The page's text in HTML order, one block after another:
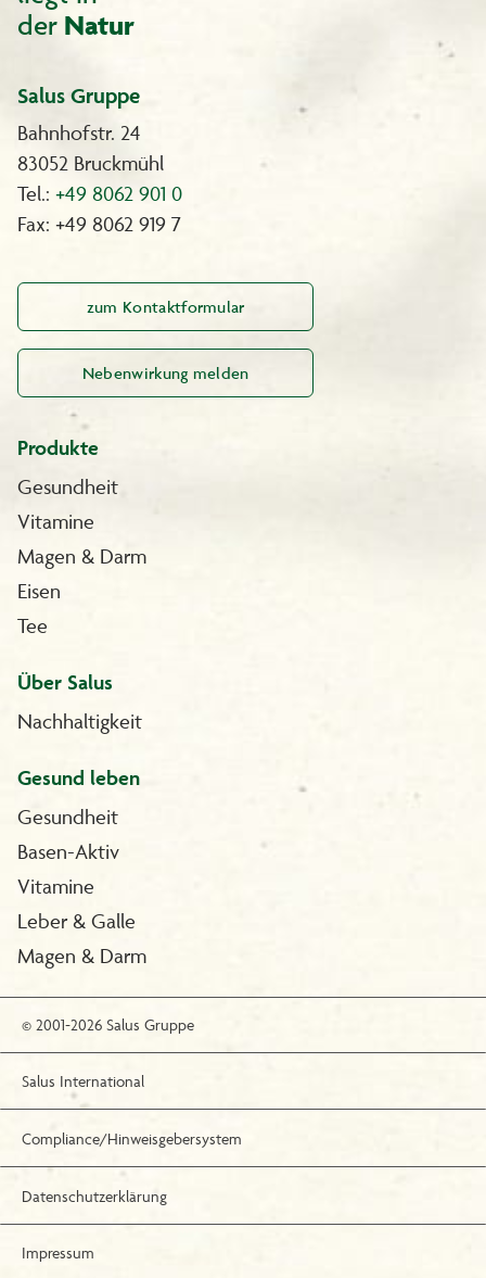
der Natur
Salus Gruppe
Bahnhofstr. 24
83052 Bruckmühl
Tel.: +49 8062 901 0
Fax: +49 8062 919 7
zum Kontaktformular
Nebenwirkung melden
Produkte
Gesundheit
Vitamine
Magen & Darm
Eisen
Tee
Über Salus
Nachhaltigkeit
Gesund leben
Gesundheit
Basen-Aktiv
Vitamine
Leber & Galle
Magen & Darm
© 2001-2026 Salus Gruppe
Salus International
Compliance/Hinweisgebersystem
Datenschutzerklärung
Impressum